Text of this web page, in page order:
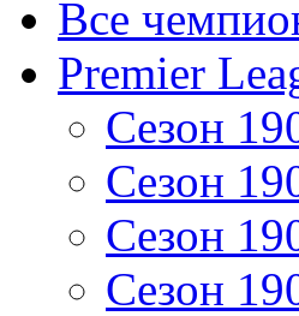
Все
Premier
Сезон
Сезон
Сезон
Сезон